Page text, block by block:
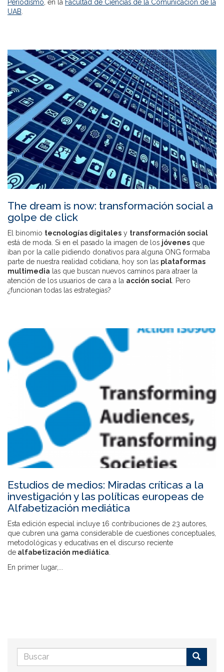
Periodismo , en la Facultad de Ciencias de la Comunicación de la
UAB
The dream is now: transformación social a
golpe de click
El binomio tecnologías digitales y transformación social
está de moda. Si en el pasado la imagen de los jóvenes que
iban por la calle pidiendo donativos para alguna ONG formaba
parte de nuestra realidad cotidiana, hoy son las plataformas
multimedia las que buscan nuevos caminos para atraer la
atención de los usuarios de cara a la acción social . Pero
¿funcionan todas las estrategias?
Estudios de medios: Miradas críticas a la
investigación y las políticas europeas de
Alfabetización mediática
Esta edición especial incluye 16 contribuciones de 23 autores,
que cubren una gama considerable de cuestiones conceptuales,
metodológicas y educativas en el discurso reciente
de alfabetización mediática
En primer lugar,...
Formulario
de